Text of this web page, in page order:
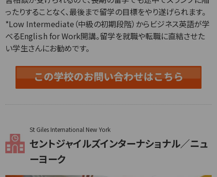
ったりすることなく、最後まで留学の目標をやり遂げられます。
*Low Intermediate（中級の初期段階）からビジネス英語が学
べるEngliｓh for Work開講。留学を就職や転職に直結させた
い学生さんにお勧めです。
St Giles International New York
セントジャイルズインターナショナル／ニュ
ーヨーク